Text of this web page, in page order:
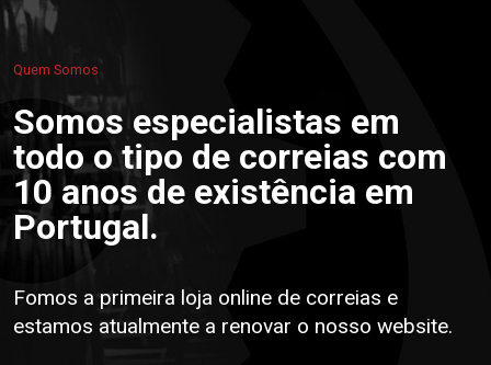
Quem Somos
Somos especialistas em
todo o tipo de correias com
10 anos de existência em
Portugal.
Fomos a primeira loja online de correias e
estamos atualmente a renovar o nosso website.